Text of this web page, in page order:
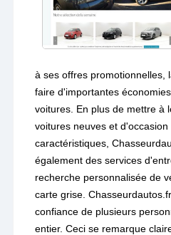
à ses offres promotionnelles,
faire d'importantes
voitures. En plus de mettre à
voitures neuves et
caractéristiques,
également des services
recherche personnalisée de
carte grise.
confiance de plusieurs
entier. Ceci se remarque